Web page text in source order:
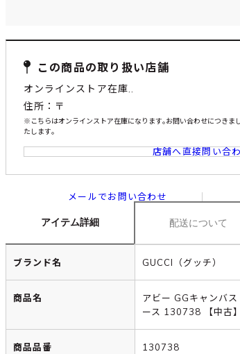
この商品の取り扱い店舗
オンラインストア在庫..
住所：〒
※こちらはオンラインストア在庫になります｡お問い合わせにつきま
たします｡
店舗へ直接問い合
メールでお問い合わせ
アイテム詳細 配送について
ブランド名 GUCCI（グッチ）
商品名
アビー GGキャンバ
ース 130738 【中古】
商品品番 130738